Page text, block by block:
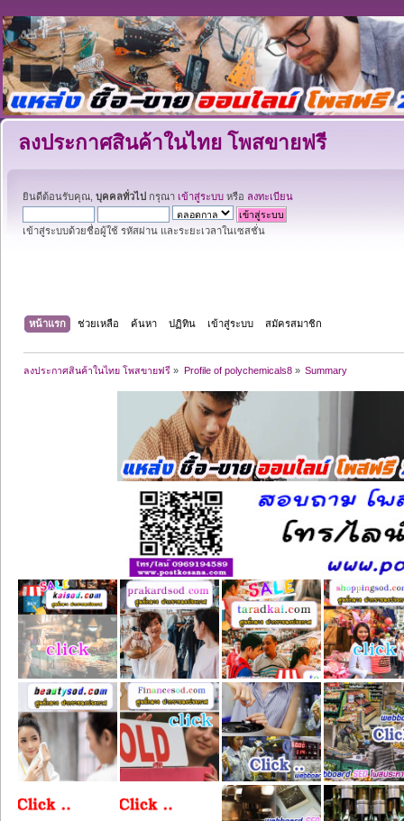
ลงประกาศสินค้าในไทย โพสขายฟรี
ยินดีต้อนรับคุณ, บุคคลทั่วไป กรุณา เข้าสู่ระบบ หรือ ลงทะเบียน
เข้าสู่ระบบด้วยชื่อผู้ใช้ รหัสผ่าน และระยะเวลาในเซสชั่น
หน้าแรก ช่วยเหลือ ค้นหา ปฏิทิน เข้าสู่ระบบ สมัครสมาชิก
ลงประกาศสินค้าในไทย โพสขายฟรี » Profile of polychemicals8» Summary